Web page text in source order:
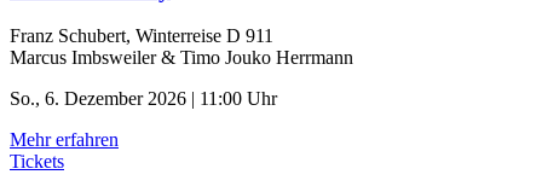
Franz Schubert, Winterreise D 911
Marcus Imbsweiler & Timo Jouko Herrmann
So., 6. Dezember 2026 | 11:00 Uhr
Mehr erfahren
Tickets